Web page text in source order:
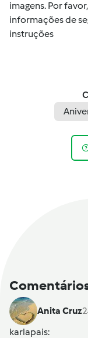
imagens. Por
informações de
instruções
Anita Cruz
karlapais: